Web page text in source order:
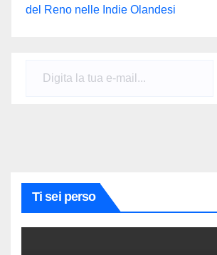
del Reno nelle Indie Olandesi
Ti sei perso